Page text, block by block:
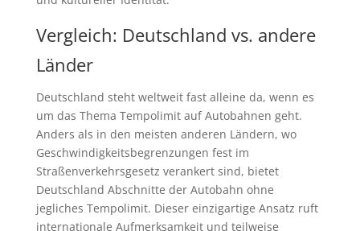
Vergleich: Deutschland vs. andere
Länder
Deutschland steht weltweit fast alleine da, wenn es
um das Thema Tempolimit auf Autobahnen geht.
Anders als in den meisten anderen Ländern, wo
Geschwindigkeitsbegrenzungen fest im
Straßenverkehrsgesetz verankert sind, bietet
Deutschland Abschnitte der Autobahn ohne
jegliches Tempolimit. Dieser einzigartige Ansatz ruft
internationale Aufmerksamkeit und teilweise